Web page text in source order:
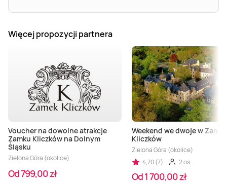
Więcej propozycji partnera
Voucher na dowolne atrakcje
Zamku Kliczków na Dolnym
Śląsku
Zielona Góra (okolice)
Od 799,00 zł
Weekend we dwoje w Zamku
Kliczków
Zielona Góra (okolice)
4,70 (7)
2 os.
Od 1 700,00 zł